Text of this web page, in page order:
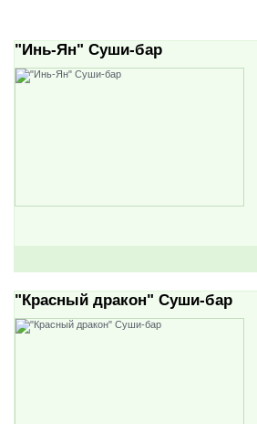
"Инь-Ян" Cуши-бар
"Красный дракон" Cуши-бар